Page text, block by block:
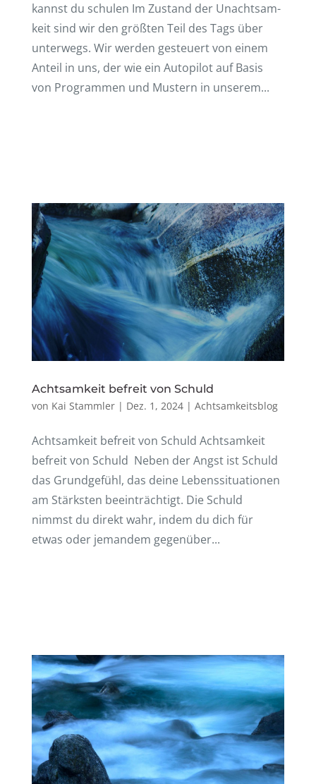
kannst du schulen Im Zustand der Unacht­sam­
keit sind wir den größ­ten Teil des Tags über
unter­wegs. Wir werden gesteu­ert von einem
Anteil in uns, der wie ein Auto­pi­lot auf Basis
von Program­men und Mustern in unse­rem...
Acht­sam­keit befreit von Schuld
von Kai Stammler| Dez. 1, 2024| Achtsamkeitsblog
Acht­sam­keit befreit von Schuld Acht­sam­keit
befreit von Schuld Neben der Angst ist Schuld
das Grund­ge­fühl, das deine Lebens­si­tua­tio­nen
am Stärks­ten beein­träch­tigt. Die Schuld
nimmst du direkt wahr, indem du dich für
etwas oder jeman­dem gegen­über...